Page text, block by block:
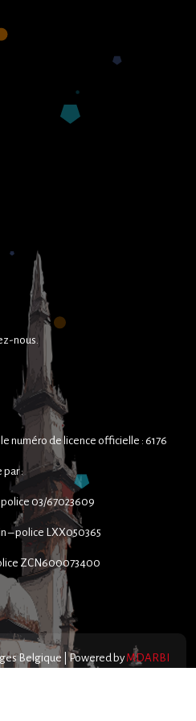
nous.
numéro de licence officielle : 6176
par :
police 03/67023609
– police LXX050365
ZCN600073400
Belgique | Powered by MDARBI